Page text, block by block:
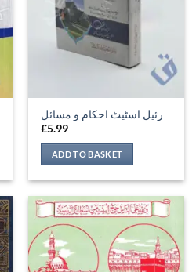
رئیل اسٹیٹ احکام و مسائل
£5.99
ADD TO BASKET